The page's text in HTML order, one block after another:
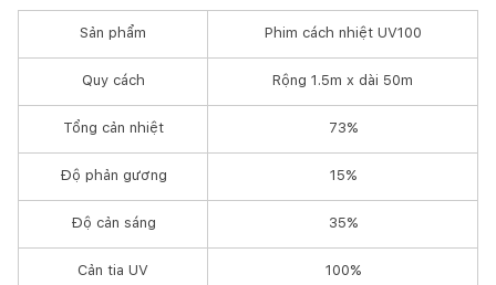
Sản phẩm Phim cách nhiệt UV100
Quy cách Rộng 1.5m x dài 50m
Tổng cản nhiệt 73%
Độ phản gương 15%
Độ cản sáng 35%
Cản tia UV 100%